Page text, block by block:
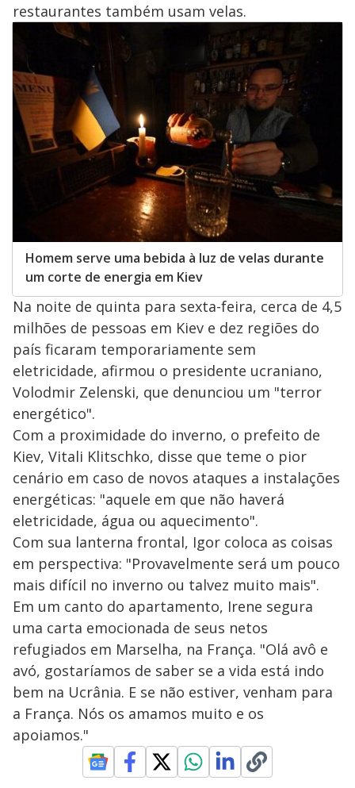
restaurantes também usam velas.
Homem serve uma bebida à luz de velas durante
um corte de energia em Kiev
Na noite de quinta para sexta-feira, cerca de 4,5
milhões de pessoas em Kiev e dez regiões do
país ficaram temporariamente sem
eletricidade, afirmou o presidente ucraniano,
Volodmir Zelenski, que denunciou um "terror
energético".
Com a proximidade do inverno, o prefeito de
Kiev, Vitali Klitschko, disse que teme o pior
cenário em caso de novos ataques a instalações
energéticas: "aquele em que não haverá
eletricidade, água ou aquecimento".
Com sua lanterna frontal, Igor coloca as coisas
em perspectiva: "Provavelmente será um pouco
mais difícil no inverno ou talvez muito mais".
Em um canto do apartamento, Irene segura
uma carta emocionada de seus netos
refugiados em Marselha, na França. "Olá avô e
avó, gostaríamos de saber se a vida está indo
bem na Ucrânia. E se não estiver, venham para
a França. Nós os amamos muito e os
apoiamos."